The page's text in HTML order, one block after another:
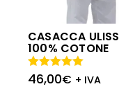
CASACCA
100% COTONE
46,00€ + IVA
Valutato
5.00 su 5